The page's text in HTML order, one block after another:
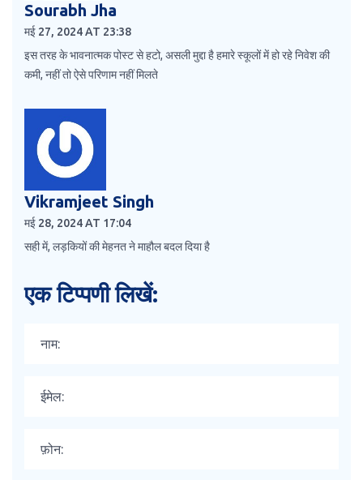
Sourabh Jha
मई 27, 2024 AT 23:38
इस तरह के भावनात्मक पोस्ट से हटो, असली मुद्दा है हमारे स्कूलों में हो रहे निवेश की
कमी, नहीं तो ऐसे परिणाम नहीं मिलते
Vikramjeet Singh
मई 28, 2024 AT 17:04
सही में, लड़कियों की मेहनत ने माहौल बदल दिया है
एक टिप्पणी लिखें: